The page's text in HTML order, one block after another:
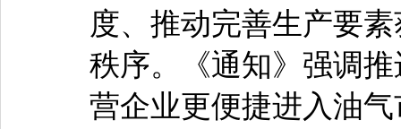
度、推动完善生产要
秩序。《通知》强调
营企业更便捷进入油